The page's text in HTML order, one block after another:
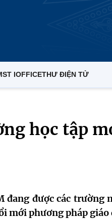
IOFFICETHƯ ĐIỆN TỬ
học tập
đang được các trường
mới phương pháp giáo